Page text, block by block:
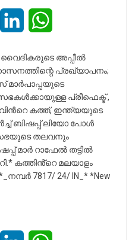
Reddit LinkedIn
വൈദികരുടെ അപ്പീൽ
പ്രഖ്യാപനം;
മാർപാപ്പയുടെ
പ്രീഫെക്ട് ,
കത്ത്, ഇന്ത്യയുടെ
ബിഷപ്പ് ലിയോ പോൾ
സഭയുടെ തലവനും
മാർ റാഫേൽ തട്ടിൽ
കത്തിൻ്റെ മലയാളം
7817/ 24/ IN_* *New